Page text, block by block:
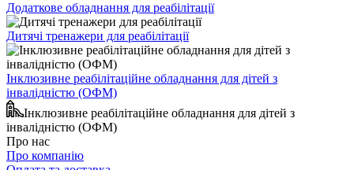
Додаткове обладнання для реабілітації
Дитячі тренажери для реабілітації
Інклюзивне реабілітаційне обладнання для дітей з
інвалідністю (ОФМ)
Інклюзивне реабілітаційне обладнання для дітей з
інвалідністю (ОФМ)
Про нас
Про компанію